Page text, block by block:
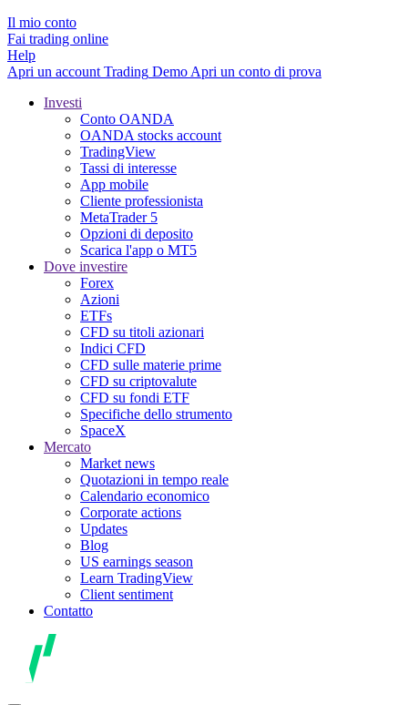
Il mio conto
Fai trading online
Help
Apri un account Trading Demo Apri un conto di prova
Investi
Conto OANDA
OANDA stocks account
TradingView
Tassi di interesse
App mobile
Cliente professionista
MetaTrader 5
Opzioni di deposito
Scarica l'app o MT5
Dove investire
Forex
Azioni
ETFs
CFD su titoli azionari
Indici CFD
CFD sulle materie prime
CFD su criptovalute
CFD su fondi ETF
Specifiche dello strumento
SpaceX
Mercato
Market news
Quotazioni in tempo reale
Calendario economico
Corporate actions
Updates
Blog
US earnings season
Learn TradingView
Client sentiment
Contatto